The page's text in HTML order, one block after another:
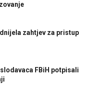
zahtjev za pristup
FBiH potpisali